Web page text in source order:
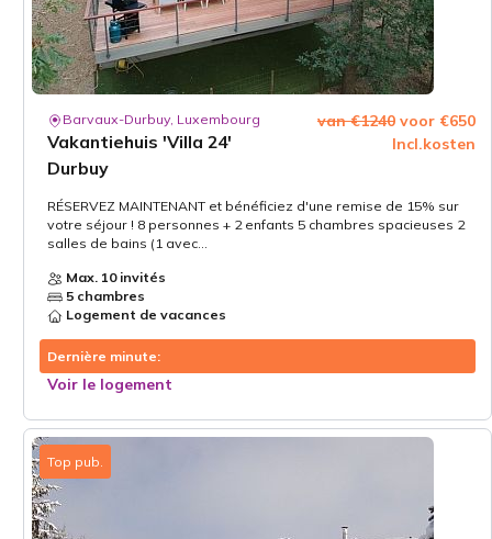
Barvaux-Durbuy, Luxembourg
Vakantiehuis 'Villa 24'
Durbuy
van €1240 voor €650
Incl.kosten
RÉSERVEZ MAINTENANT et bénéficiez d'une remise de 15% sur
votre séjour ! 8 personnes + 2 enfants 5 chambres spacieuses 2
salles de bains (1 avec...
Max. 10 invités
5 chambres
Logement de vacances
Voir le logement
Dernière minute:
Top pub.